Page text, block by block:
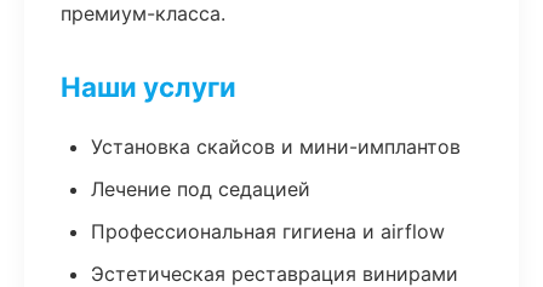
премиум-класса.
Наши услуги
Установка скайсов и мини-имплантов
Лечение под седацией
Профессиональная гигиена и airflow
Эстетическая реставрация винирами